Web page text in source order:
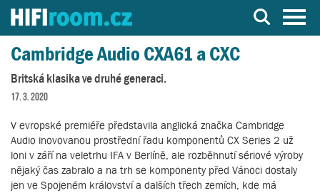
Server o Hi-Fi a AV technice
Cambridge Audio CXA61 a CXC
Britská klasika ve druhé generaci.
17. 3. 2020
V evropské premiéře představila anglická značka Cambridge
Audio inovovanou prostřední řadu komponentů CX Series 2 už
loni v září na veletrhu IFA v Berlíně, ale rozběhnutí sériové výroby
nějaký čas zabralo a na trh se komponenty před Vánoci dostaly
jen ve Spojeném království a dalších třech zemích, kde má